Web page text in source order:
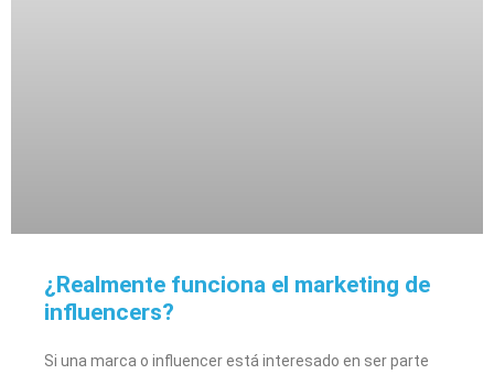
¿Realmente funciona el marketing de
influencers?
Si una marca o influencer está interesado en ser parte